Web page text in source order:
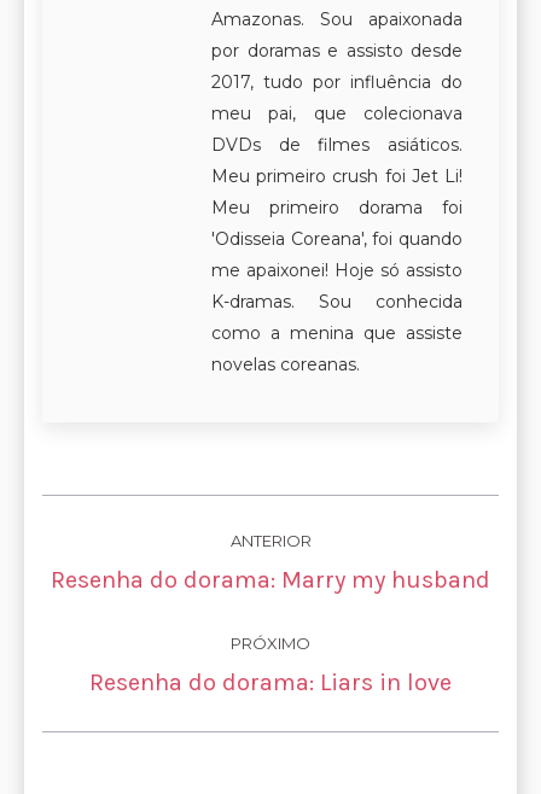
Amazonas. Sou apaixonada
por doramas e assisto desde
2017, tudo por influência do
meu pai, que colecionava
DVDs de filmes asiáticos.
Meu primeiro crush foi Jet Li!
Meu primeiro dorama foi
'Odisseia Coreana', foi quando
me apaixonei! Hoje só assisto
K-dramas. Sou conhecida
como a menina que assiste
novelas coreanas.
de
ANTERIOR
Post
Resenha do dorama: Marry my husband
PRÓXIMO
Próximo
Resenha do dorama: Liars in love